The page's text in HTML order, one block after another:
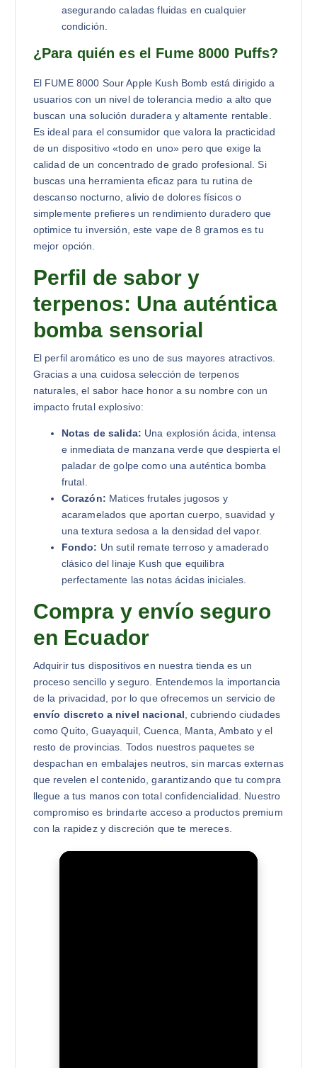
asegurando caladas fluidas en cualquier
condición.
¿Para quién es el Fume 8000 Puffs?
El FUME 8000 Sour Apple Kush Bomb está dirigido a
usuarios con un nivel de tolerancia medio a alto que
buscan una solución duradera y altamente rentable.
Es ideal para el consumidor que valora la practicidad
de un dispositivo «todo en uno» pero que exige la
calidad de un concentrado de grado profesional. Si
buscas una herramienta eficaz para tu rutina de
descanso nocturno, alivio de dolores físicos o
simplemente prefieres un rendimiento duradero que
optimice tu inversión, este vape de 8 gramos es tu
mejor opción.
Perfil de sabor y
terpenos: Una auténtica
bomba sensorial
El perfil aromático es uno de sus mayores atractivos.
Gracias a una cuidosa selección de terpenos
naturales, el sabor hace honor a su nombre con un
impacto frutal explosivo:
Notas de salida: Una explosión ácida, intensa
e inmediata de manzana verde que despierta el
paladar de golpe como una auténtica bomba
frutal.
Corazón: Matices frutales jugosos y
acaramelados que aportan cuerpo, suavidad y
una textura sedosa a la densidad del vapor.
Fondo: Un sutil remate terroso y amaderado
clásico del linaje Kush que equilibra
perfectamente las notas ácidas iniciales.
Compra y envío seguro
en Ecuador
Adquirir tus dispositivos en nuestra tienda es un
proceso sencillo y seguro. Entendemos la importancia
de la privacidad, por lo que ofrecemos un servicio de
envío discreto a nivel nacional , cubriendo ciudades
como Quito, Guayaquil, Cuenca, Manta, Ambato y el
resto de provincias. Todos nuestros paquetes se
despachan en embalajes neutros, sin marcas externas
que revelen el contenido, garantizando que tu compra
llegue a tus manos con total confidencialidad. Nuestro
compromiso es brindarte acceso a productos premium
con la rapidez y discreción que te mereces.